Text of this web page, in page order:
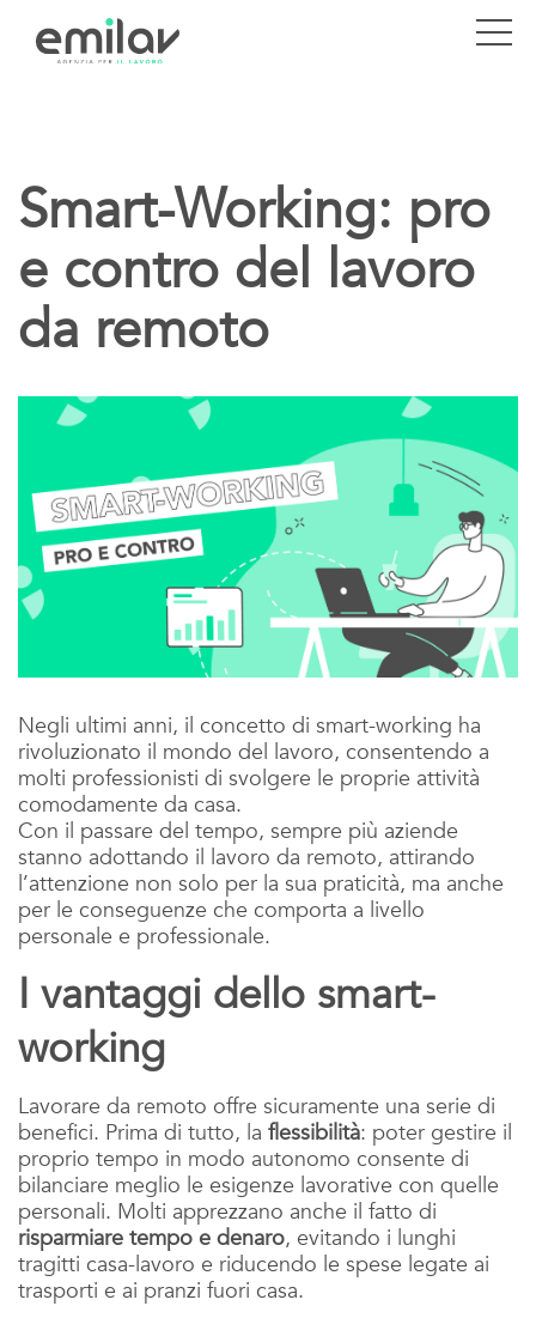
Smart-Working: pro
e contro del lavoro
da remoto
Negli ultimi anni, il concetto di smart-working ha
rivoluzionato il mondo del lavoro, consentendo a
molti professionisti di svolgere le proprie attività
comodamente da casa.
Con il passare del tempo, sempre più aziende
stanno adottando il lavoro da remoto, attirando
l’attenzione non solo per la sua praticità, ma anche
per le conseguenze che comporta a livello
personale e professionale.
I vantaggi dello smart-
working
Lavorare da remoto offre sicuramente una serie di
benefici. Prima di tutto, la flessibilità: poter gestire il
proprio tempo in modo autonomo consente di
bilanciare meglio le esigenze lavorative con quelle
personali. Molti apprezzano anche il fatto di
risparmiare tempo e denaro, evitando i lunghi
tragitti casa-lavoro e riducendo le spese legate ai
trasporti e ai pranzi fuori casa.